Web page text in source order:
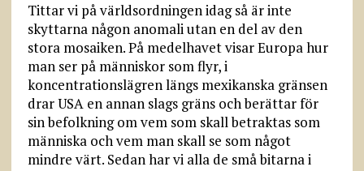
Tittar vi på världsordningen idag så är inte
skyttarna någon anomali utan en del av den
stora mosaiken. På medelhavet visar Europa hur
man ser på människor som flyr, i
koncentrationslägren längs mexikanska gränsen
drar USA en annan slags gräns och berättar för
sin befolkning om vem som skall betraktas som
människa och vem man skall se som något
mindre värt. Sedan har vi alla de små bitarna i